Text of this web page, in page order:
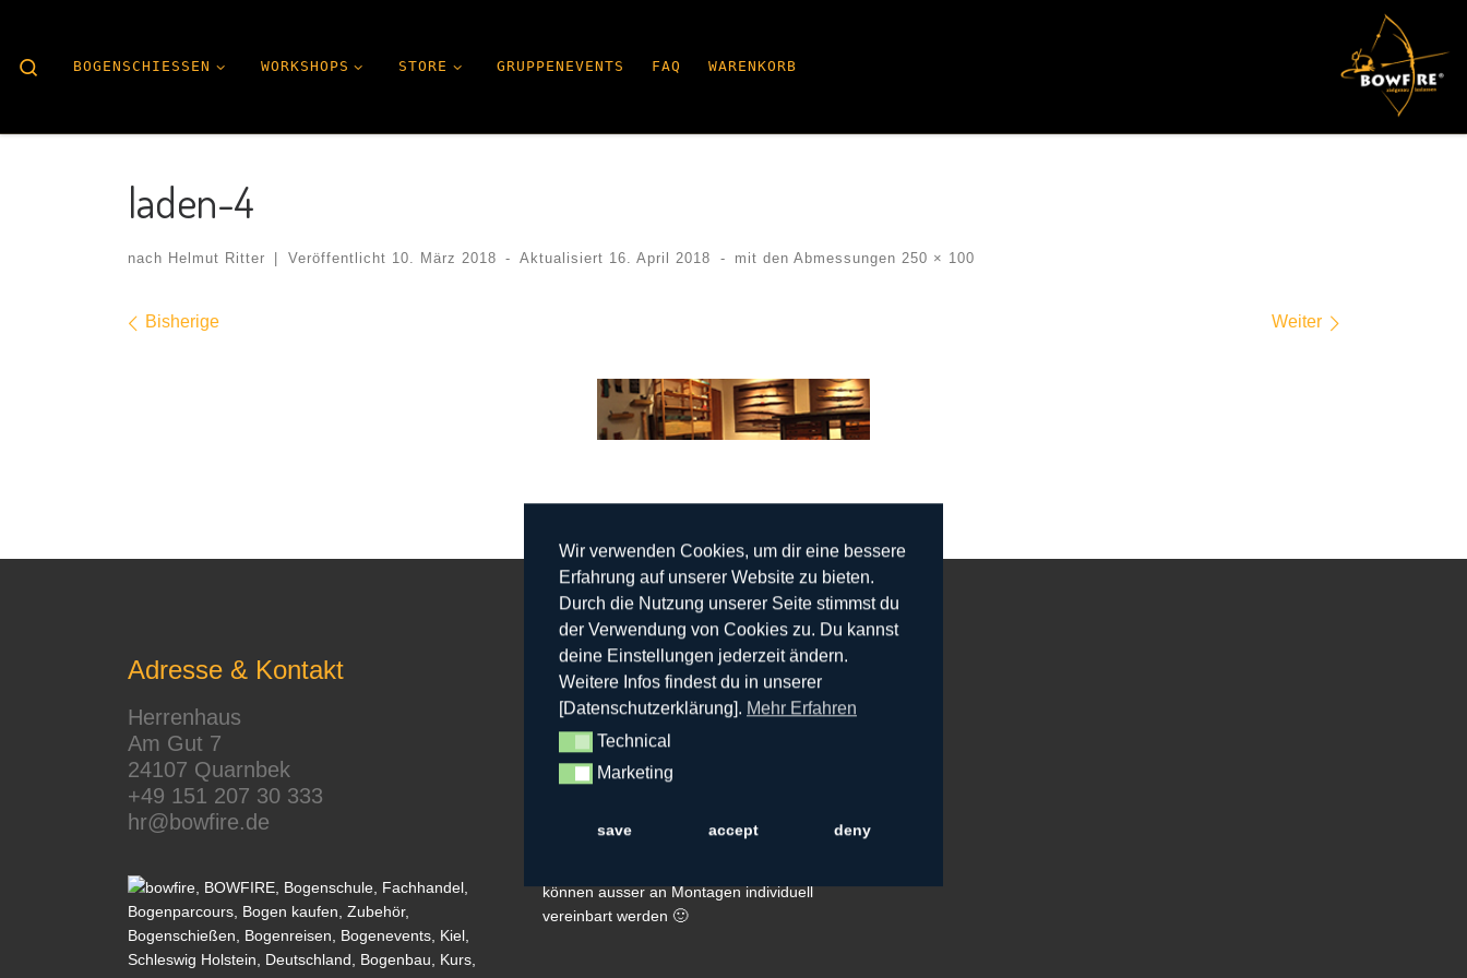
BOGENSCHIESSEN WORKSHOPS STORE GRUPPENEVENTS FAQ WARENKORB
Search
laden-4
nach Helmut Ritter Veröffentlicht 10. März 2018 - Aktualisiert 16. April 2018 - mit den Abmessungen 250 × 100
Bilder Navigation
Bisherige Weiter
Adresse & Kontakt
Herrenhaus
Am Gut 7
24107 Quarnbek
+49 151 207 30 333
hr@bowfire.de
Unsere Öffnungszeiten
Werkstatt Di 19-21 Uhr
Werkstatt Mi 19-21 Uhr
Parcours Fr 15-20 Uhr
Parcours So 10-20 Uhr
können ausser an Montagen individuell
vereinbart werden 🙂
Wir verwenden Cookies, um dir eine bessere
Erfahrung auf unserer Website zu bieten.
Durch die Nutzung unserer Seite stimmst du
der Verwendung von Cookies zu. Du kannst
deine Einstellungen jederzeit ändern.
Weitere Infos findest du in unserer
[Datenschutzerklärung]. Mehr Erfahren
Technical
Technical
Marketing
Marketing
save accept deny